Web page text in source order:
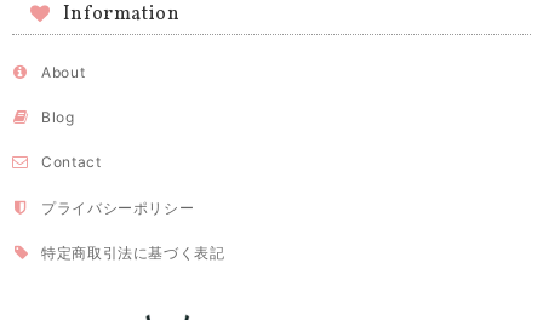
Information
About
Blog
Contact
プライバシーポリシー
特定商取引法に基づく表記